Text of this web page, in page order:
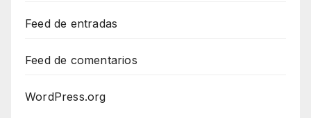
Feed de entradas
Feed de comentarios
WordPress.org